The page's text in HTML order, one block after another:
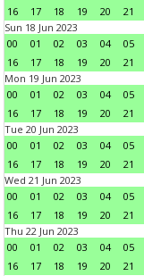
16
17 18 19 20 21
Sun 18 Jun 2023
00
01 02 03 04 05
16
17 18 19 20 21
Mon 19 Jun 2023
00
01 02 03 04 05
16
17 18 19 20 21
Tue 20 Jun 2023
00
01 02 03 04 05
16
17 18 19 20 21
Wed 21 Jun 2023
00
01 02 03 04 05
16
17 18 19 20 21
Thu 22 Jun 2023
00
01 02 03 04 05
16
17 18 19 20 21